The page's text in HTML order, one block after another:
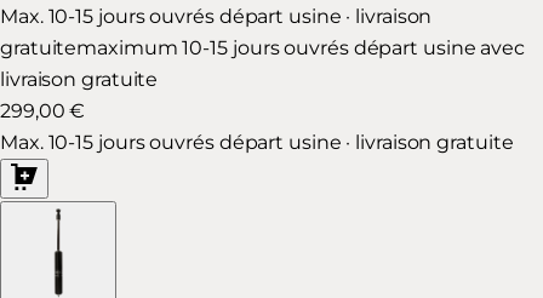
Max. 10-15 jours ouvrés départ usine · livraison
gratuitemaximum 10-15 jours ouvrés départ usine avec
livraison gratuite
299,00 €
Max. 10-15 jours ouvrés départ usine · livraison gratuite